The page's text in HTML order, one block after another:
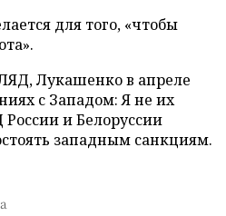
для того, «чтобы
Лукашенко в апреле
с Западом: Я не их
и Белоруссии
западным санкциям.